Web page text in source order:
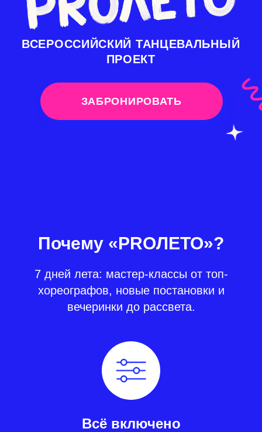
Почему «PROЛЕТО»?
7 дней лета: мастер-классы от топ-
хореографов, новые постановки и
вечеринки до рассвета.
Всё включено